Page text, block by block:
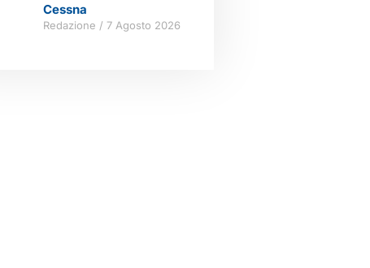
Cessna
Redazione 7 Agosto 2026